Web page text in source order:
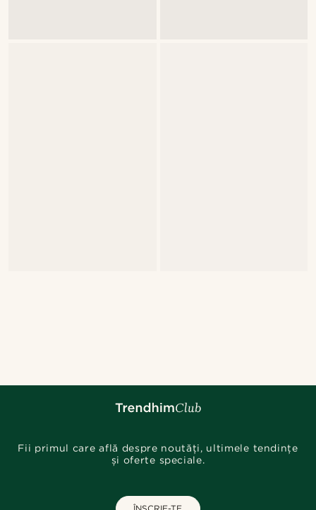
Fii primul care află despre noutăți, ultimele tendințe
și oferte speciale.